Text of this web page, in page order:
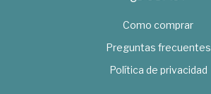
Como comprar
Preguntas frecuentes
Política de privacidad